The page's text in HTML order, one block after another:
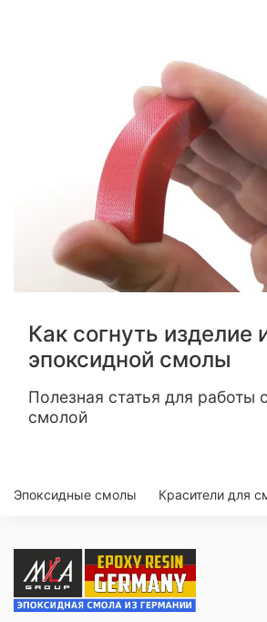
Как согнуть изделие
эпоксидной смолы
Полезная статья для работы
смолой
Эпоксидные смолы Красители для